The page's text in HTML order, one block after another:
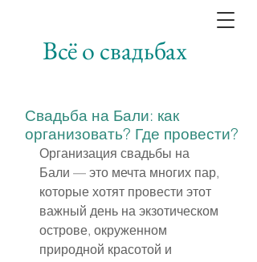
Всё о свадьбах
Свадьба на Бали: как
организовать? Где провести?
Организация свадьбы на
Бали — это мечта многих пар,
которые хотят провести этот
важный день на экзотическом
острове, окруженном
природной красотой и